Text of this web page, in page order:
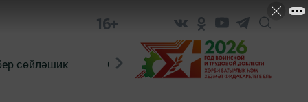
16+
сөйләшик Сүз тарихы Яшь хәбәрче